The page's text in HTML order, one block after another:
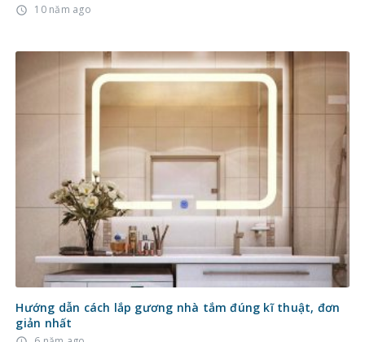
access_time 10 năm ago
Hướng dẫn cách lắp gương nhà tắm đúng kĩ thuật, đơn
giản nhất